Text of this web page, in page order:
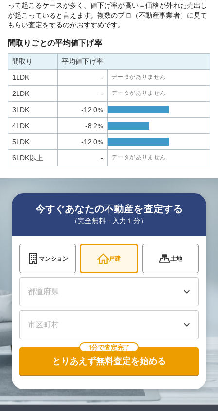
って起こるケースが多く、値下げ率が高い＝価格が外れた売出し
が起こっていると言えます。複数のプロ（不動産事業者）に見て
もらい査定をするのがおすすめです。
間取りごとの平均値下げ率
間取り 平均値下げ率
1LDK - データがありません
2LDK - データがありません
3LDK -12.0%
4LDK -8.2%
5LDK -12.0%
6LDK以上 - データがありません
今すぐあなたの不動産を査定する
（完全無料・入力１分）
マンション 戸建 土地
1分で査定完了
とりあえず無料査定を始める